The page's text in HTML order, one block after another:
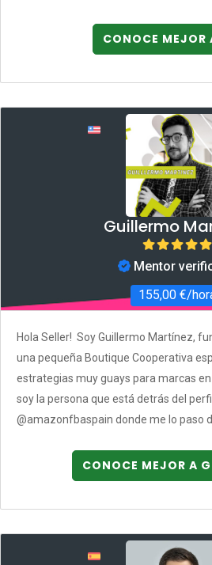
CONOCE MEJOR
Guillermo
Mentor
155,00 €/
Hola Seller! Soy Guillermo Martínez,
una pequeña Boutique Cooperativa
estrategias muy guays para marcas
soy la persona que está detrás del
@amazonfbaspain donde me lo paso
CONOCE MEJOR A